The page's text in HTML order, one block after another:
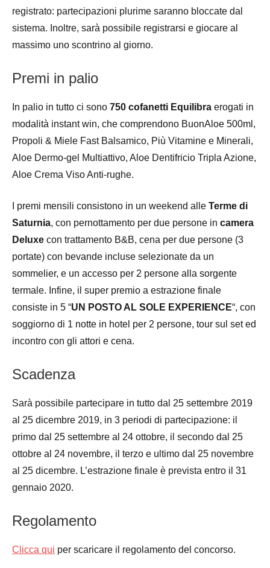
registrato: partecipazioni plurime saranno bloccate dal
sistema. Inoltre, sarà possibile registrarsi e giocare al
massimo uno scontrino al giorno.
Premi in palio
In palio in tutto ci sono 750 cofanetti Equilibra erogati in
modalità instant win, che comprendono BuonAloe 500ml,
Propoli & Miele Fast Balsamico, Più Vitamine e Minerali,
Aloe Dermo-gel Multiattivo, Aloe Dentifricio Tripla Azione,
Aloe Crema Viso Anti-rughe.
I premi mensili consistono in un weekend alle Terme di
Saturnia, con pernottamento per due persone in camera
Deluxe con trattamento B&B, cena per due persone (3
portate) con bevande incluse selezionate da un
sommelier, e un accesso per 2 persone alla sorgente
termale. Infine, il super premio a estrazione finale
consiste in 5 “UN POSTO AL SOLE EXPERIENCE“, con
soggiorno di 1 notte in hotel per 2 persone, tour sul set ed
incontro con gli attori e cena.
Scadenza
Sarà possibile partecipare in tutto dal 25 settembre 2019
al 25 dicembre 2019, in 3 periodi di partecipazione: il
primo dal 25 settembre al 24 ottobre, il secondo dal 25
ottobre al 24 novembre, il terzo e ultimo dal 25 novembre
al 25 dicembre. L’estrazione finale è prevista entro il 31
gennaio 2020.
Regolamento
Clicca qui per scaricare il regolamento del concorso.